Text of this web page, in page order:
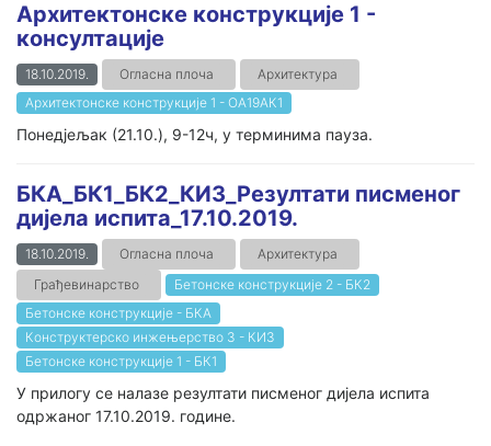
Архитектонске конструкције 1 -
консултације
18.10.2019. Огласна плоча
Архитектура
Архитектонске конструкције 1 - ОА19АК1
Понедјељак (21.10.), 9-12ч, у терминима пауза.
БКА_БК1_БК2_КИ3_Резултати писменог
дијела испита_17.10.2019.
18.10.2019. Огласна плоча
Архитектура
Грађевинарство
Бетонске конструкције 2 - БК2
Бетонске конструкције - БКА
Конструктерско инжењерство 3 - КИ3
Бетонске конструкције 1 - БК1
У прилогу се налазе резултати писменог дијела испита
одржаног 17.10.2019. године.